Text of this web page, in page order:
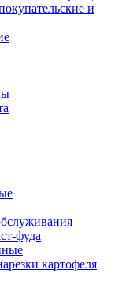
и
фуда
картофеля